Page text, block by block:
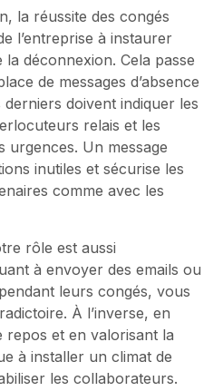
la réussite des congés
l’entreprise à instaurer
déconnexion. Cela passe
de messages d’absence
doivent indiquer les
relais et les
urgences. Un message
inutiles et sécurise les
comme avec les
rôle est aussi
à envoyer des emails ou
leurs congés, vous
À l’inverse, en
repos et en valorisant la
à installer un climat de
les collaborateurs.